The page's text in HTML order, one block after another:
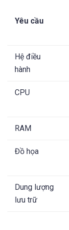
Yêu cầu
Hệ điều
hành
CPU
RAM
Đồ họa
Dung lượng
lưu trữ